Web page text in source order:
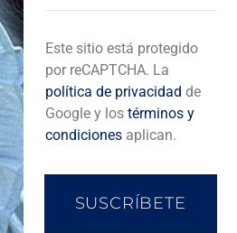
tu look
o
r
e
o
C
Este sitio está protegido
por reCAPTCHA. La
política de privacidad de
Google y los términos y
condicionesaplican.
SUSCRÍBETE